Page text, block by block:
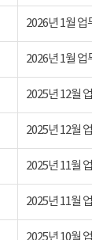
2026년 1월
2026년 1월
2025년 12월
2025년 12월
2025년 11월
2025년 11월
2025년 10월